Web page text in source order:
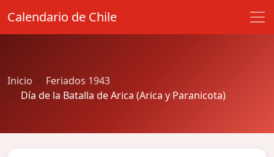
Calendario de Chile
Inicio
Feriados 1943
Día de la Batalla de Arica (Arica y Paranicota)